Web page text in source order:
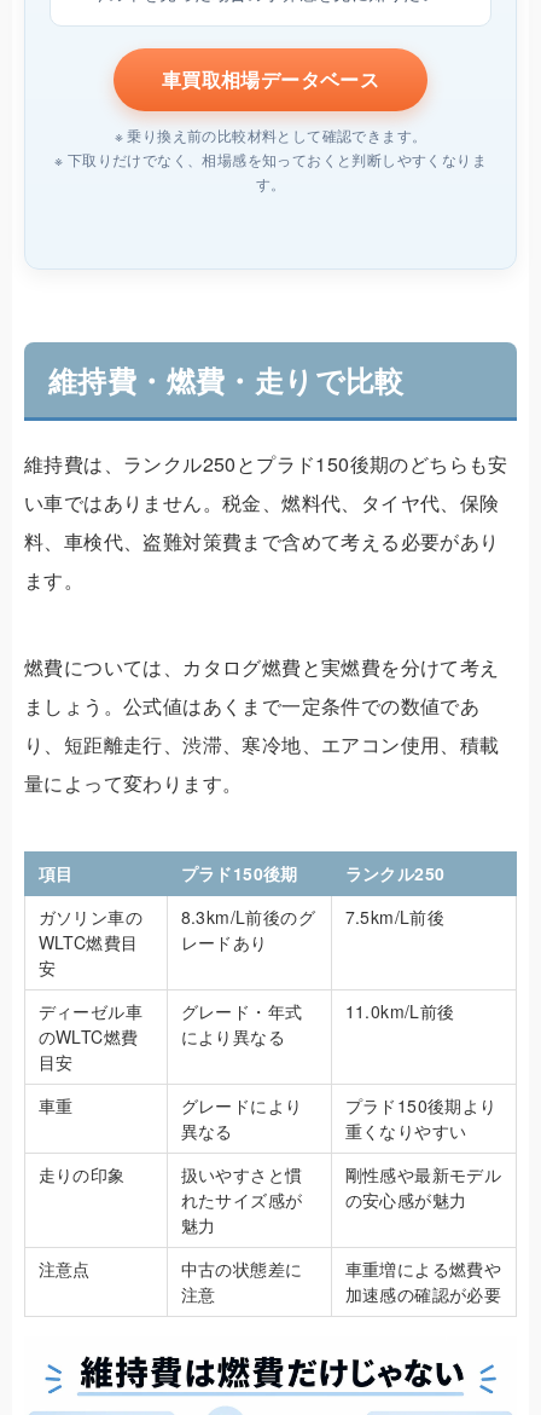
車買取相場データベース
※ 乗り換え前の比較材料として確認できます。
※ 下取りだけでなく、相場感を知っておくと判断しやすくなりま
す。
維持費・燃費・走りで比較
維持費は、ランクル250とプラド150後期のどちらも安
い車ではありません。税金、燃料代、タイヤ代、保険
料、車検代、盗難対策費まで含めて考える必要があり
ます。
燃費については、カタログ燃費と実燃費を分けて考え
ましょう。公式値はあくまで一定条件での数値であ
り、短距離走行、渋滞、寒冷地、エアコン使用、積載
量によって変わります。
項目 プラド150後期
ランクル250
ガソリン車の
WLTC燃費目
安
8.3km/L前後のグ
レードあり
7.5km/L前後
ディーゼル車
のWLTC燃費
目安
グレード・年式
により異なる
11.0km/L前後
車重
グレードにより
異なる
プラド150後期より
重くなりやすい
走りの印象
扱いやすさと慣
れたサイズ感が
魅力
剛性感や最新モデル
の安心感が魅力
注意点
中古の状態差に
注意
車重増による燃費や
加速感の確認が必要